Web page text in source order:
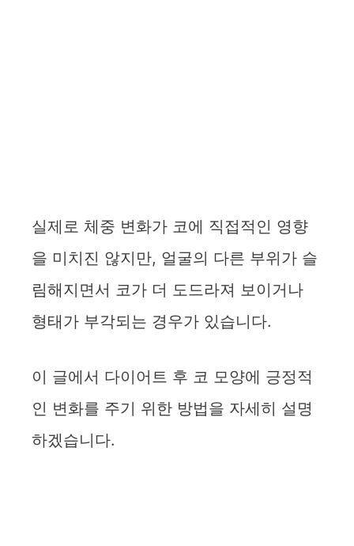
실제로 체중 변화가 코에 직접적인 영향
을 미치진 않지만, 얼굴의 다른 부위가 슬
림해지면서 코가 더 도드라져 보이거나
형태가 부각되는 경우가 있습니다.
이 글에서 다이어트 후 코 모양에 긍정적
인 변화를 주기 위한 방법을 자세히 설명
하겠습니다.